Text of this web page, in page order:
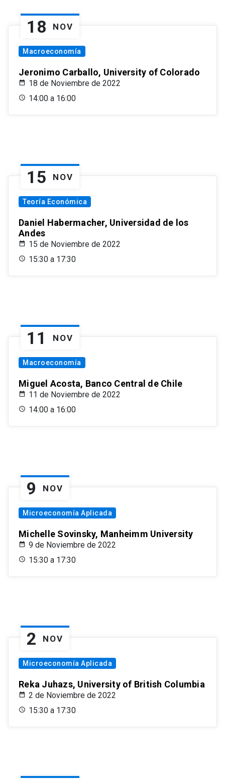
18 NOV
Macroeconomía
Jeronimo Carballo, University of Colorado
18 de Noviembre de 2022
14:00 a 16:00
15 NOV
Teoría Económica
Daniel Habermacher, Universidad de los
Andes
15 de Noviembre de 2022
15:30 a 17:30
11 NOV
Macroeconomía
Miguel Acosta, Banco Central de Chile
11 de Noviembre de 2022
14:00 a 16:00
9 NOV
Microeconomía Aplicada
Michelle Sovinsky, Manheimm University
9 de Noviembre de 2022
15:30 a 17:30
2 NOV
Microeconomía Aplicada
Reka Juhazs, University of British Columbia
2 de Noviembre de 2022
15:30 a 17:30